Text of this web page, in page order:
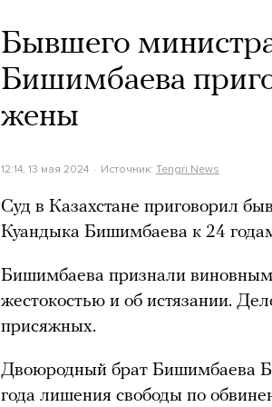
Бывшего
Бишимбаева
жены
12:14, 13 мая 2024 Источник: Tengri News
Суд в Казахстане приговорил
Куандыка Бишимбаева к 24
Бишимбаева признали виновным
жестокостью и об истязании.
присяжных.
Двоюродный брат Бишимбаева
года лишения свободы по